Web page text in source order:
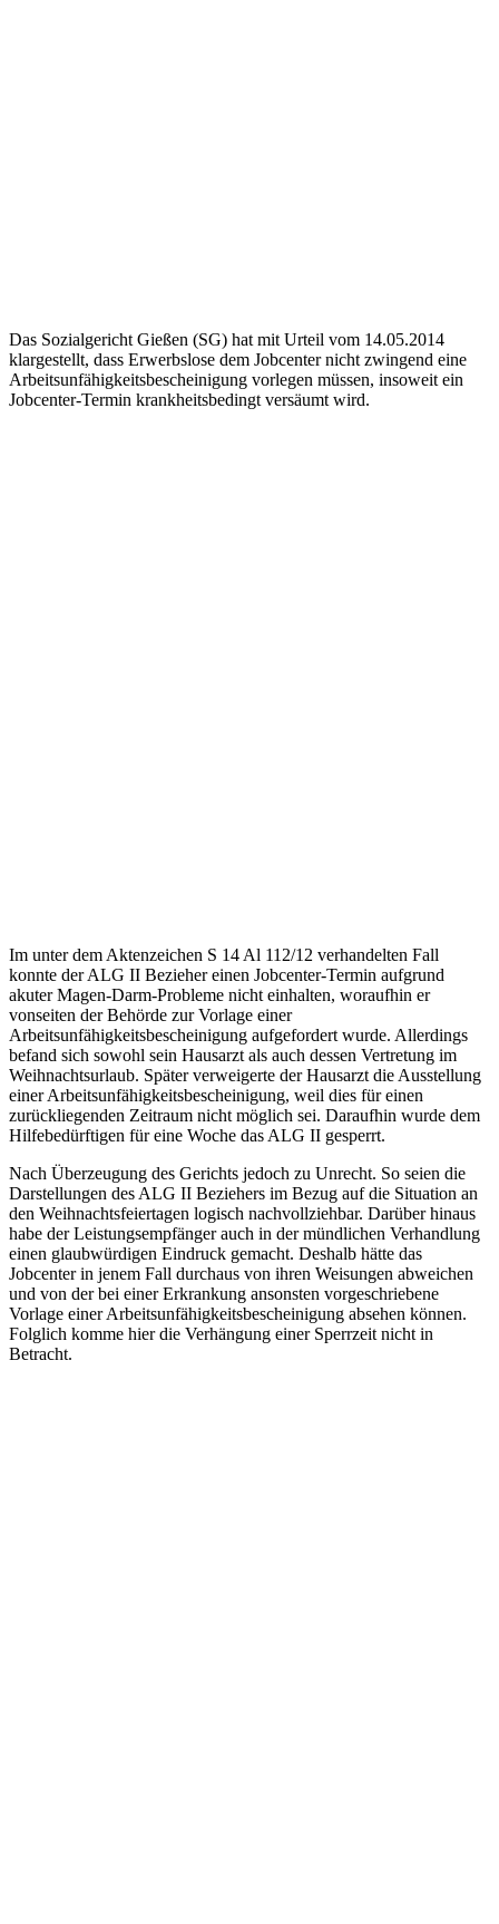
Das Sozialgericht Gießen (SG) hat mit Urteil vom 14.05.2014
klargestellt, dass Erwerbslose dem Jobcenter nicht zwingend eine
Arbeitsunfähigkeitsbescheinigung vorlegen müssen, insoweit ein
Jobcenter-Termin krankheitsbedingt versäumt wird.
Im unter dem Aktenzeichen S 14 Al 112/12 verhandelten Fall
konnte der ALG II Bezieher einen Jobcenter-Termin aufgrund
akuter Magen-Darm-Probleme nicht einhalten, woraufhin er
vonseiten der Behörde zur Vorlage einer
Arbeitsunfähigkeitsbescheinigung aufgefordert wurde. Allerdings
befand sich sowohl sein Hausarzt als auch dessen Vertretung im
Weihnachtsurlaub. Später verweigerte der Hausarzt die Ausstellung
einer Arbeitsunfähigkeitsbescheinigung, weil dies für einen
zurückliegenden Zeitraum nicht möglich sei. Daraufhin wurde dem
Hilfebedürftigen für eine Woche das ALG II gesperrt.
Nach Überzeugung des Gerichts jedoch zu Unrecht. So seien die
Darstellungen des ALG II Beziehers im Bezug auf die Situation an
den Weihnachtsfeiertagen logisch nachvollziehbar. Darüber hinaus
habe der Leistungsempfänger auch in der mündlichen Verhandlung
einen glaubwürdigen Eindruck gemacht. Deshalb hätte das
Jobcenter in jenem Fall durchaus von ihren Weisungen abweichen
und von der bei einer Erkrankung ansonsten vorgeschriebene
Vorlage einer Arbeitsunfähigkeitsbescheinigung absehen können.
Folglich komme hier die Verhängung einer Sperrzeit nicht in
Betracht.